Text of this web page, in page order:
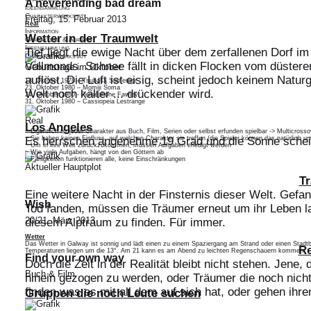
A neverending bad dream
Freitag, 15. Februar 2013
Wetter in der Traumwelt
Tief liegt die ewige Nacht über dem zerfallenen Dorf
Vollmonds. Schnee fällt in dicken Flocken vom
auflöst. Die Luft ist eisig, scheint jedoch keinem
Welt noch kälter ... drückender wird.
Los Angeles
Es herrschen angenehme 19 Grad und die Sonne
Tokio
Kühle Luft und starker Wind hält die Stadt gefangen
über regnet es in Strömen sodass es doch ratsamer
Aktueller Hauptplot
Eine weitere Nacht in der Finsternis dieser Welt.
Tod fanden, müssen die Träumer erneut um ihr
diesem Alptraum zu finden. Für immer.
Doch die Zeit in der Realität bleibt nicht stehen.
hinein gezogen zu werden, oder Träumer die noch
finden was es mit all dem auf sich hat, oder gehen
Geburtstage im Oktober
13. Oktober 1978 – Tsubasa Sumeragi
23. Oktober 1980 – Momiji Soma
24. Oktober 1980 - Persephone Fawley
31. Oktober 1980 – Cassiopeia Lestrange
Wish
20/21. März 2013
Wetter
Das Wetter in Galway ist sonnig und lädt einen zu einem Spaziergang am Strand oder einen
Temperaturen liegen um die 13°. Am 21 kann es am Abend zu leichten Regenschauern kommen.
28. Mai 1980 - Steven Valentine-Crowley
Ideensammlung
Charakterwerkstatt
Real
Information
Charaktere & Avatare
Ideensammlung
Charakterwerkstatt
Real
~ Eigentlich ist jeder Charakter aus Buch, Film, Serien oder selbst erfunden spielbar ->
~ Sie haben keinen Einfluss, auf welchen Charakter sie treffen (die Spieler können das natürlich
~ Um in ihre Welt zurückzukommen, müssen Aufgaben erledigt werden
~ Wie viele Aufgaben, hängt von den Göttern ab
~ Fähigkeiten funktionieren alle, keine Einschränkungen
Find your own way
Buch & Film
Gruppen die noch Leute suchen